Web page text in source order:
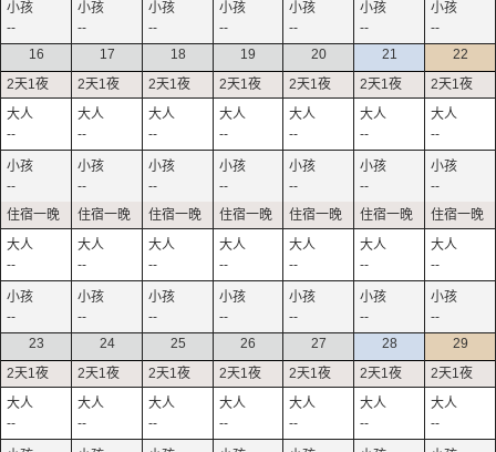
-- -- -- -- -- --
--
16
--
--
--
--
17
--
--
--
--
18
--
--
--
--
19
--
--
--
--
20
--
--
--
--
21
--
--
--
--
22
--
--
--
--
23
--
24
--
25
--
26
--
27
--
28
--
29
--